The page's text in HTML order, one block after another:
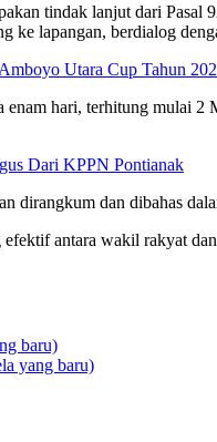
tindak lanjut dari
lapangan, berdialog
Utara Cup Tahun
hari, terhitung mulai
Dari KPPN Pontianak
dirangkum dan dibahas
antara wakil rakyat
baru)
yang baru)